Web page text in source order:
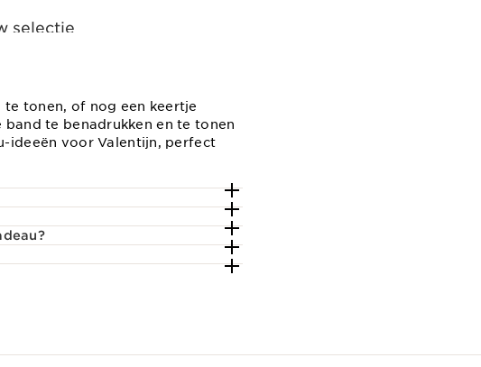
selectie
tonen, of nog een keertje
te benadrukken en te tonen
ideeën voor Valentijn, perfect